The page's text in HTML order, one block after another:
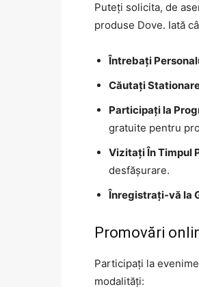
Puteți solicita, de
produse Dove. Iată
Întrebați
Căutați
Participați la
gratuite pentru
Vizitați În Timpul
desfășurare.
Înregistrați-vă la
Promovări
Participați la
modalități: